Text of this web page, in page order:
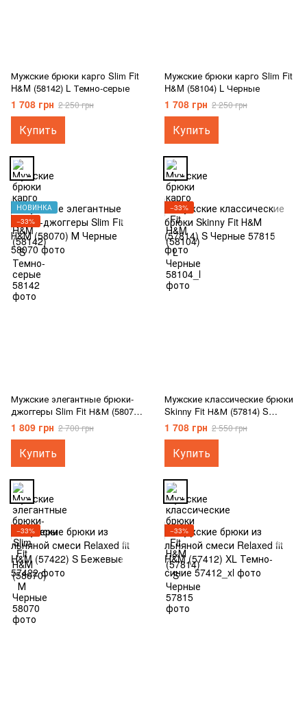
Мужские брюки карго Slim Fit
H&M (58142) L Темно-серые
1 708 грн 2 250 грн
Купить
Мужские брюки карго Slim Fit
H&M (58104) L Черные
1 708 грн 2 250 грн
Купить
НОВИНКА
−33%
Мужские элегантные брюки-
джоггеры Slim Fit Н&М (58070)
М Черные
1 809 грн 2 700 грн
Купить
−33%
Мужские классические брюки
Skinny Fit Н&М (57814) S
Черные
1 708 грн 2 550 грн
Купить
−33% −33%